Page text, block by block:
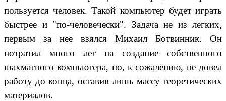
пользуется человек. Такой компьютер будет играть
быстрее и "по-человечески". Задача не из легких,
первым за нее взялся Михаил Ботвинник. Он
потратил много лет на создание собственного
шахматного компьютера, но, к сожалению, не довел
работу до конца, оставив лишь массу теоретических
материалов.